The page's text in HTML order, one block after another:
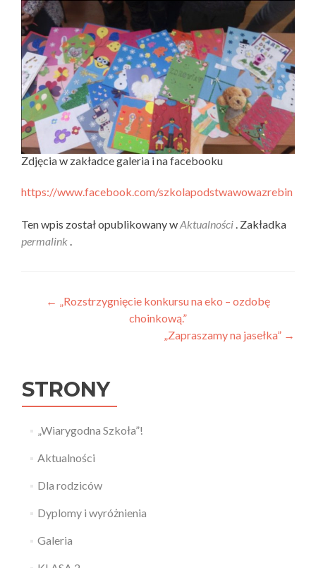
Zdjęcia w zakładce galeria i na facebooku
https://www.facebook.com/szkolapodstwawowazrebin
Ten wpis został opublikowany wAktualności . Zakładka
permalink .
Nawigacja wpisu
← „Rozstrzygnięcie konkursu na eko – ozdobę
choinkową.”
„Zapraszamy na jasełka” →
STRONY
„Wiarygodna Szkoła”!
Aktualności
Dla rodziców
Dyplomy i wyróżnienia
Galeria